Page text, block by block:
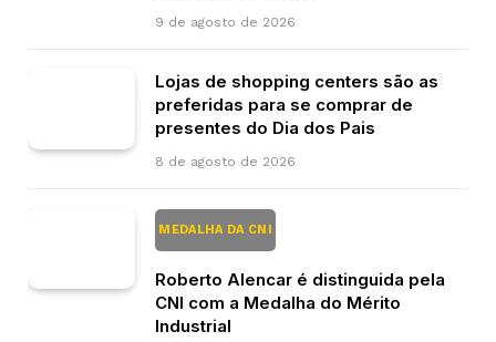
9 de agosto de 2026
Lojas de shopping centers são as
preferidas para se comprar de
presentes do Dia dos Pais
8 de agosto de 2026
MEDALHA DA CNI
Roberto Alencar é distinguida pela
CNI com a Medalha do Mérito
Industrial